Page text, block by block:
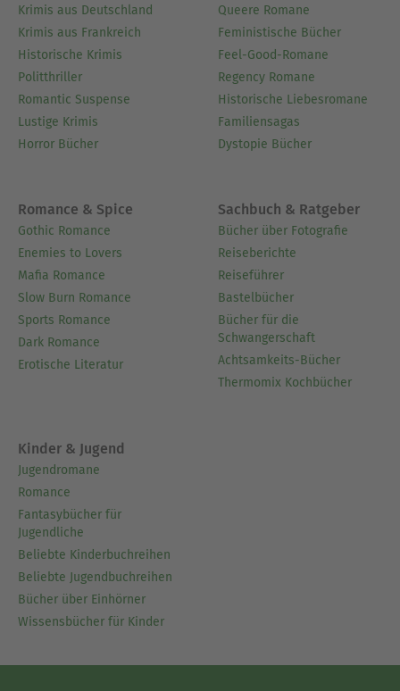
nach. Mit diesem Buch fühlte ich mich
erneut sehr wohl, da man gar nicht anders
kann, als in diese Geschichte zu versinken,
die sehr tiefsinnig und komplex ist, aber
auch die Spannung nicht zu kurz kommen
lässt. Ich freue mich bereits auf den letzten
dem Ende nähert. Fazit: Lumen kann
genauso begeistern wie seine Vorgänger.
Eine wiederum faszinierende Geschichte,
die durch Komplexität besticht und deren
Charaktere man nicht so schnell vergisst.
Krimis aus Deutschland
Krimis aus Frankreich
Historische Krimis
Politthriller
Romantic Suspense
Lustige Krimis
Horror Bücher
Queere Romane
Feministische Bücher
Feel-Good-Romane
Regency Romane
Historische Liebesromane
Familiensagas
Dystopie Bücher
Romance & Spice
Gothic Romance
Enemies to Lovers
Mafia Romance
Slow Burn Romance
Sports Romance
Dark Romance
Erotische Literatur
Sachbuch & Ratgeber
Bücher über Fotografie
Reiseberichte
Reiseführer
Bastelbücher
Bücher für die
Schwangerschaft
Achtsamkeits-Bücher
Thermomix Kochbücher
Kinder & Jugend
Jugendromane
Romance
Fantasybücher für
Jugendliche
Beliebte Kinderbuchreihen
Beliebte Jugendbuchreihen
Bücher über Einhörner
Wissensbücher für Kinder